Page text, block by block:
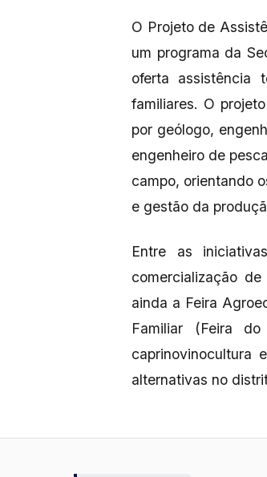
O Projeto de
um programa da
oferta assistência
familiares. O
por geólogo,
engenheiro de
campo, orientando
e gestão da
Entre as
comercialização
ainda a Feira
Familiar (Feira
caprinovinocultura
alternativas no